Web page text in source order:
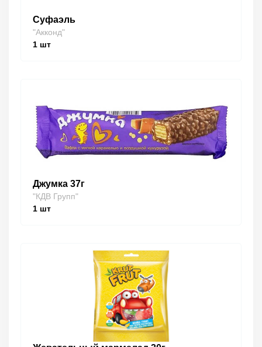
Суфаэль
"Акконд"
1 шт
Джумка 37г
"КДВ Групп"
1 шт